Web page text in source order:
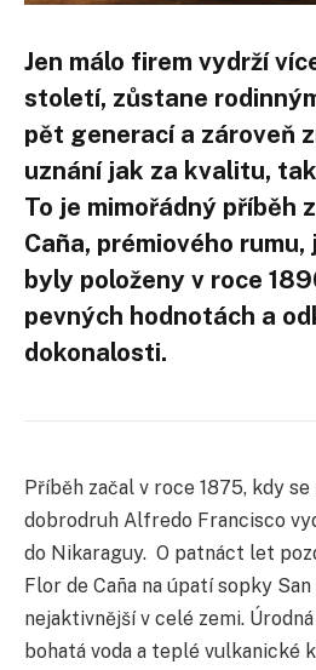
Jen málo firem vydrží
století, zůstane
pět generací a zároveň
uznání jak za kvalitu,
To je mimořádný příběh
Caña, prémiového
byly položeny v roce
pevných hodnotách a
dokonalosti.
Příběh začal v roce 1875, kdy
dobrodruh Alfredo Francisco
do Nikaraguy. O patnáct let
Flor de Caña na úpatí sopky
nejaktivnější v celé zemi.
bohatá voda a teplé vulkanické